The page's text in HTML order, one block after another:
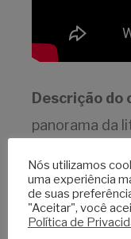
Descrição do
panorama da
formação da
do francês
o anglo-saxão.
Nós utilizamos
uma experiência
de suas
"Aceitar", você
Política de